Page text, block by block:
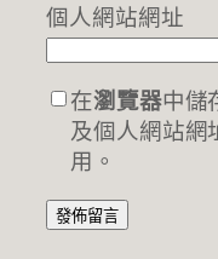
個人網站網址
在瀏覽器中儲
及個人網站網
用。